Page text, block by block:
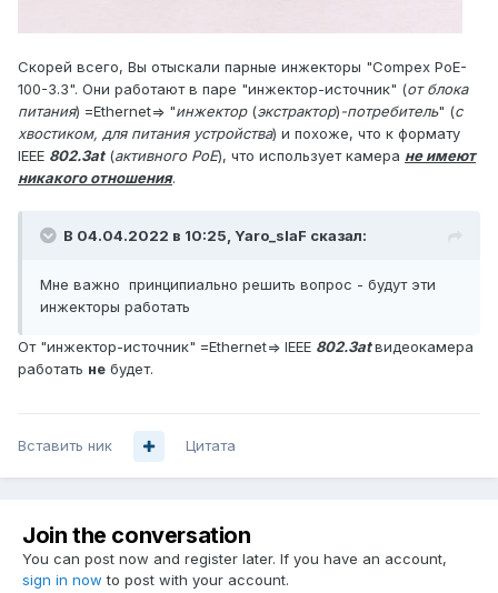
Скорей всего, Вы отыскали парные инжекторы "Compex PoE-
100-3.3". Они работают в паре "инжектор-источник" (от блока
питания) =Ethernet=> "инжектор(экстрактор)-потребитель" (с
хвостиком, для питания устройства) и похоже, что к формату
IEEE 802.3at(активного PoE), что использует камера не имеют
никакого отношения.
В 04.04.2022 в 10:25, Yaro_slaF сказал:
Мне важно принципиально решить вопрос - будут эти
инжекторы работать
От "инжектор-источник" =Ethernet=> IEEE 802.3atвидеокамера
работать не будет.
Вставить ник Цитата
Join the conversation
You can post now and register later. If you have an account,
sign in now to post with your account.